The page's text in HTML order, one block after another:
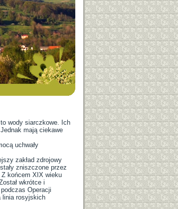
wody siarczkowe. Ich
mają ciekawe
uchwały
zakład zdrojowy
zniszczone przez
Z końcem XIX wieku
wkrótce i
Operacji
linia rosyjskich